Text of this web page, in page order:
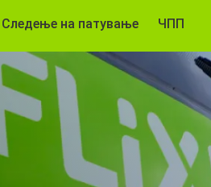
Следење на патување ЧПП